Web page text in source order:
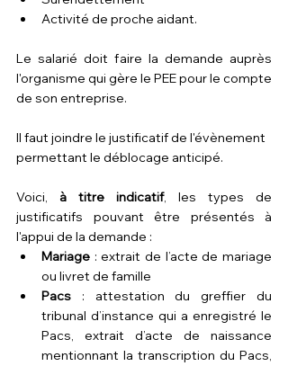
Activité de proche aidant.
Le salarié doit faire la demande auprès
l'organisme qui gère le PEE pour le compte
de son entreprise.
Il faut joindre le justificatif de l'évènement
permettant le déblocage anticipé.
Voici, à titre indicatif, les types de
justificatifs pouvant être présentés à
l'appui de la demande :
Mariage : extrait de l’acte de mariage
ou livret de famille
Pacs : attestation du greffier du
tribunal d’instance qui a enregistré le
Pacs, extrait d’acte de naissance
mentionnant la transcription du Pacs,